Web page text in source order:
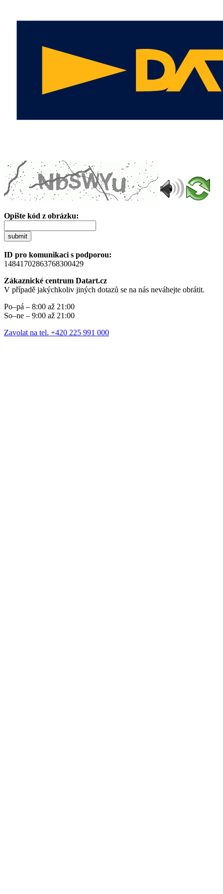
Opište kód z obrázku:
submit
ID pro komunikaci s podporou:
14841702863768300429
Zákaznické centrum Datart.cz
V případě jakýchkoliv jiných dotazů se na nás neváhejte obrátit.
Po–pá – 8:00 až 21:00
So–ne – 9:00 až 21:00
Zavolat na tel. +420 225 991 000